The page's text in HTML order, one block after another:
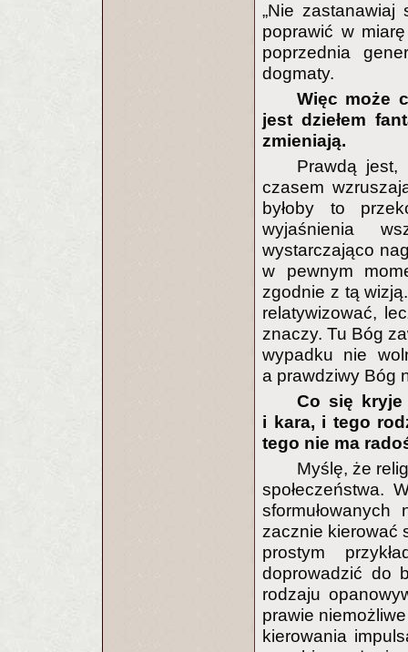
„Nie
poprawić w
poprzednia
dogmaty.
Więc może
jest dziełem
zmieniają.
Prawdą
czasem
byłoby to
wyjaśnienia
wystarczająco
w pewnym
zgodnie z tą
relatywizować,
znaczy. Tu Bóg
wypadku nie
a prawdziwy Bóg
Co się
i kara, i tego
tego nie ma
Myślę, że
społeczeństwa.
zacznie kierować
prostym
doprowadzić do
rodzaju
prawie
kierowania